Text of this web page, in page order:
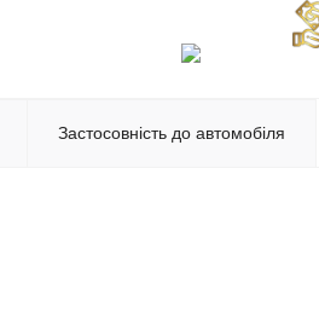
Застосовність до автомобіля